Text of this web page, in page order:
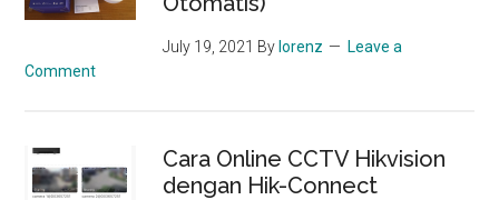
July 19, 2021 By lorenz
Leave a
Comment
Cara Online CCTV Hikvision
dengan Hik-Connect